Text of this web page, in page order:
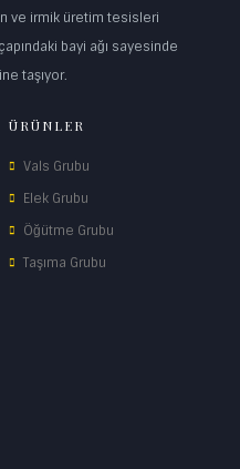
ve irmik üretim tesisleri
bayi ağı sayesinde
taşıyor.
ÜRÜNLER
Vals Grubu
Elek Grubu
Öğütme Grubu
Taşıma Grubu